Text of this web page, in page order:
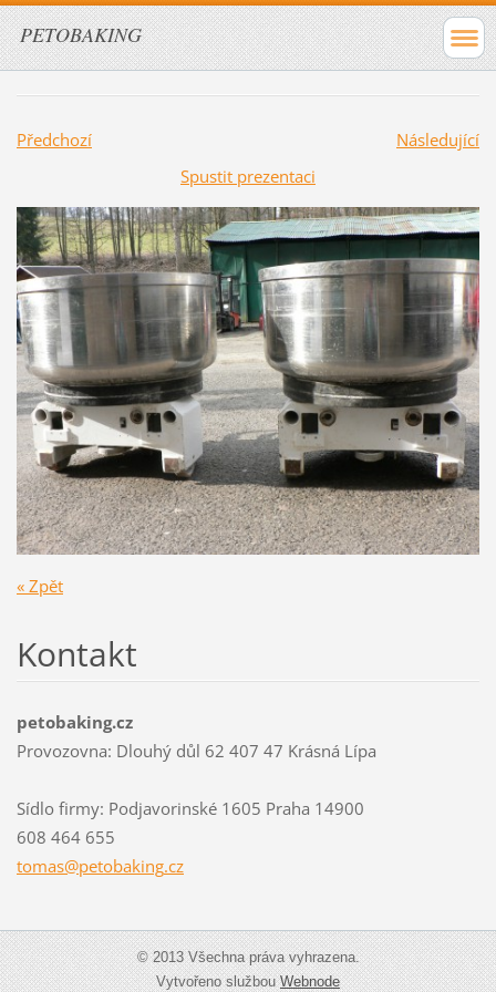
PETOBAKING
Předchozí
Následující
Spustit prezentaci
« Zpět
Kontakt
petobaking.cz
Provozovna: Dlouhý důl 62 407 47 Krásná Lípa
Sídlo firmy: Podjavorinské 1605 Praha 14900
608 464 655
tomas@petobaking.cz
© 2013 Všechna práva vyhrazena.
Vytvořeno službouWebnode